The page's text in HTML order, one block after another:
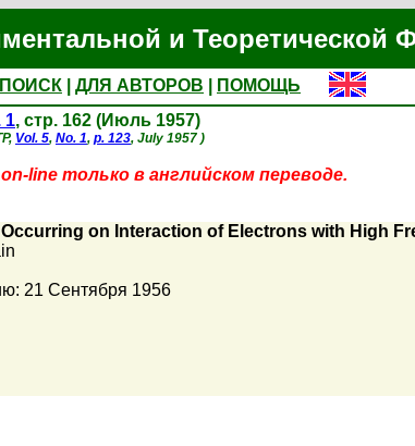
и Теоретической
ПОИСК ДЛЯ АВТОРОВ
ПОМОЩЬ
1, стр. 162 (Июль 1957)
Vol. 5, No. 1, p. 123, July 1957 )
line только в английском переводе.
on Interaction of Electrons with High
21 Сентября 1956